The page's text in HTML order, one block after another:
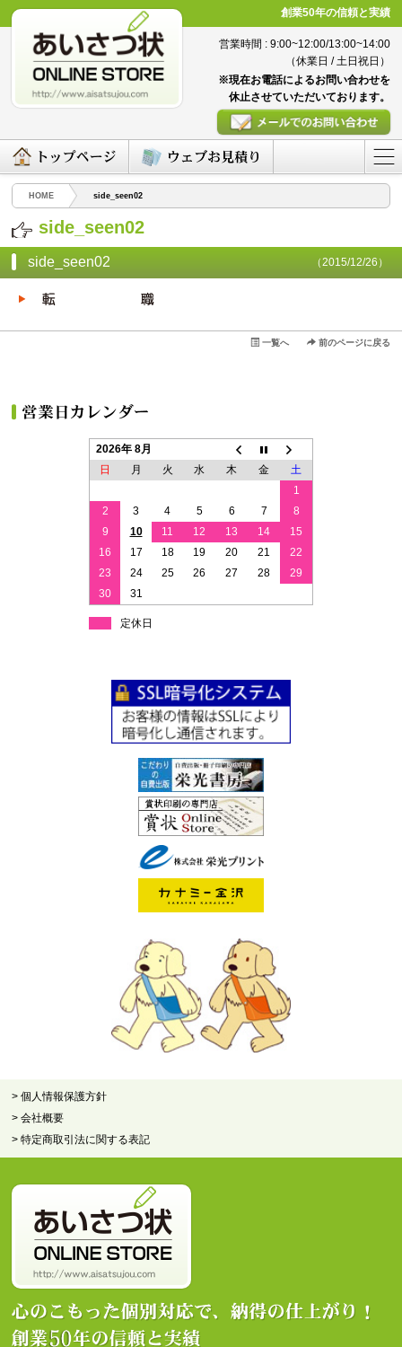
創業50年の信頼と実績
営業時間 : 9:00~12:00/13:00~14:00
（休業日 / 土日祝日）
※現在お電話によるお問い合わせを
休止させていただいております。
HOME side_seen02
side_seen02
side_seen02 （2015/12/26）
一覧へ 前のページに戻る
2026年 8月
日
月 火 水 木 金
土
1
2
3 4 5 6 7
8
9
10 11 12 13 14
15
16
17 18 19 20 21
22
23
24 25 26 27 28
29
30
31
定休日
> 個人情報保護方針
> 会社概要
> 特定商取引法に関する表記